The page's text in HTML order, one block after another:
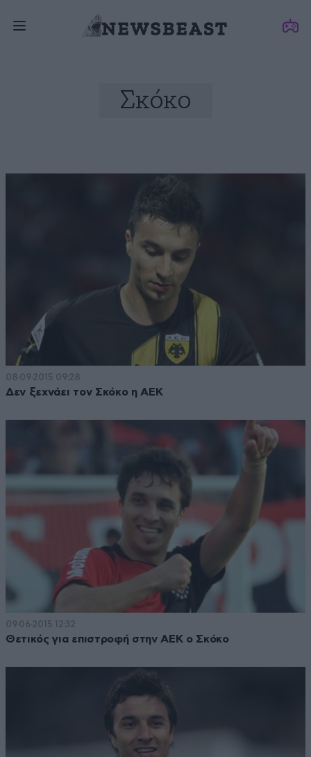
Σκόκο
08·09·2015 09:28
Δεν ξεχνάει τον Σκόκο η ΑΕΚ
09·06·2015 12:32
Θετικός για επιστροφή στην ΑΕΚ ο Σκόκο